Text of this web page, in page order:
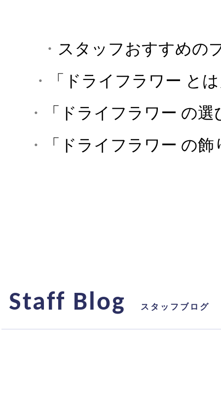
・ スタッフおすすめの
・
「ドライフラワー と
・
「ドライフラワー の
・
「ドライフラワー の
Staff Blog スタッフブログ